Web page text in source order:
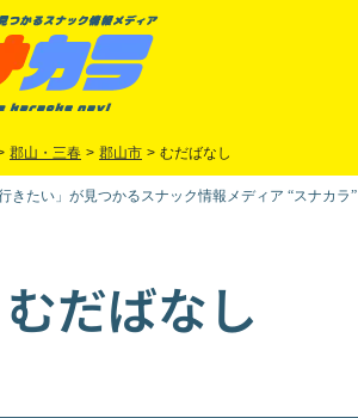
郡山・三春 > 郡山市 > むだばなし
行きたい」が見つかるスナック情報メディア “スナカラ”
むだばなし